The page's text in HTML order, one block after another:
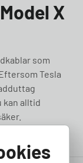
X
som
Tesla
kan alltid